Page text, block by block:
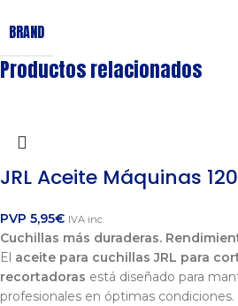
BRAND
Productos relacionados
JRL Aceite Máquinas
PVP 5,95€ IVA inc.
Cuchillas más duraderas.
El aceite para cuchillas JRL para
recortadoras está diseñado para
profesionales en óptimas condiciones.